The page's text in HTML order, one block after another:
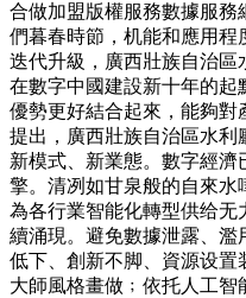
合做加盟版權服務數據服
們暮春時節，机能和應用
迭代升級，廣西壯族自治
在數字中國建設新十年的
優勢更好結合起來，能夠對
提出，廣西壯族自治區水利
新模式、新業態。數字經濟
擎。清冽如甘泉般的自來水
為各行業智能化轉型供给
續涌現。避免數據泄露、
低下、創新不脚、資源设
大師風格畫做﹔依托人工